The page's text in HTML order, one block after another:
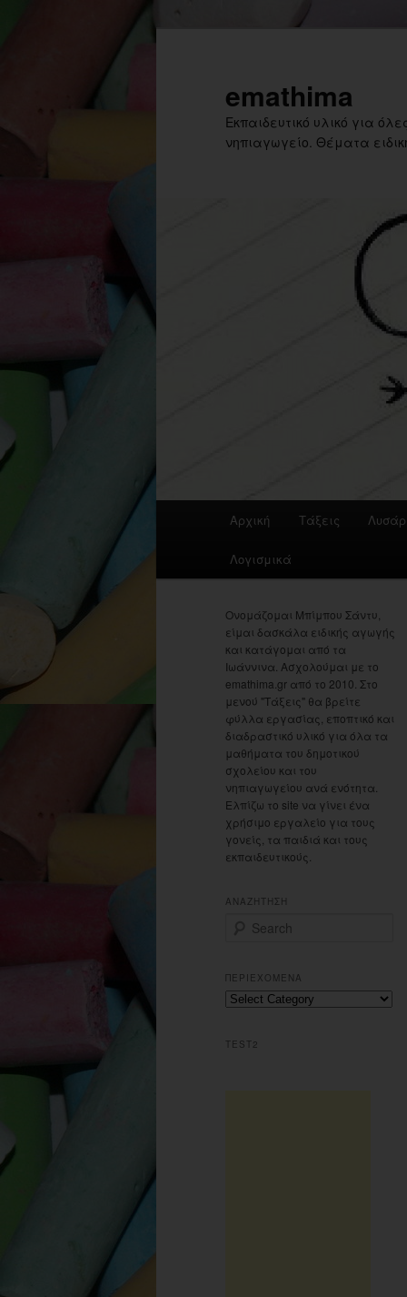
emathima
Εκπαιδευτικό υλικό για
νηπιαγωγείο. Θέματα
Αρχική Τάξεις
Λογισμικά
Ονομάζομαι Μπίμπου Σάντυ,
είμαι δασκάλα ειδικής αγωγής
και κατάγομαι από τα
Ιωάννινα. Ασχολούμαι με το
emathima.gr από το 2010. Στο
μενού "Τάξεις" θα βρείτε
φύλλα εργασίας, εποπτικό και
διαδραστικό υλικό για όλα τα
μαθήματα του δημοτικού
σχολείου και του
νηπιαγωγείου ανά ενότητα.
Ελπίζω το site να γίνει ένα
χρήσιμο εργαλείο για τους
γονείς, τα παιδιά και τους
εκπαιδευτικούς.
ΑΝΑΖΗΤΗΣΗ
r
c
h
ΠΕΡΙΕΧΟΜΕΝΑ
Περιεχομενα
TEST2